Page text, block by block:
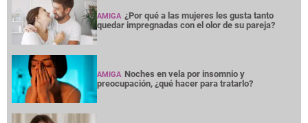
AMIGA ¿Por qué a las mujeres les gusta tanto
quedar impregnadas con el olor de su pareja?
AMIGA Noches en vela por insomnio y
preocupación, ¿qué hacer para tratarlo?